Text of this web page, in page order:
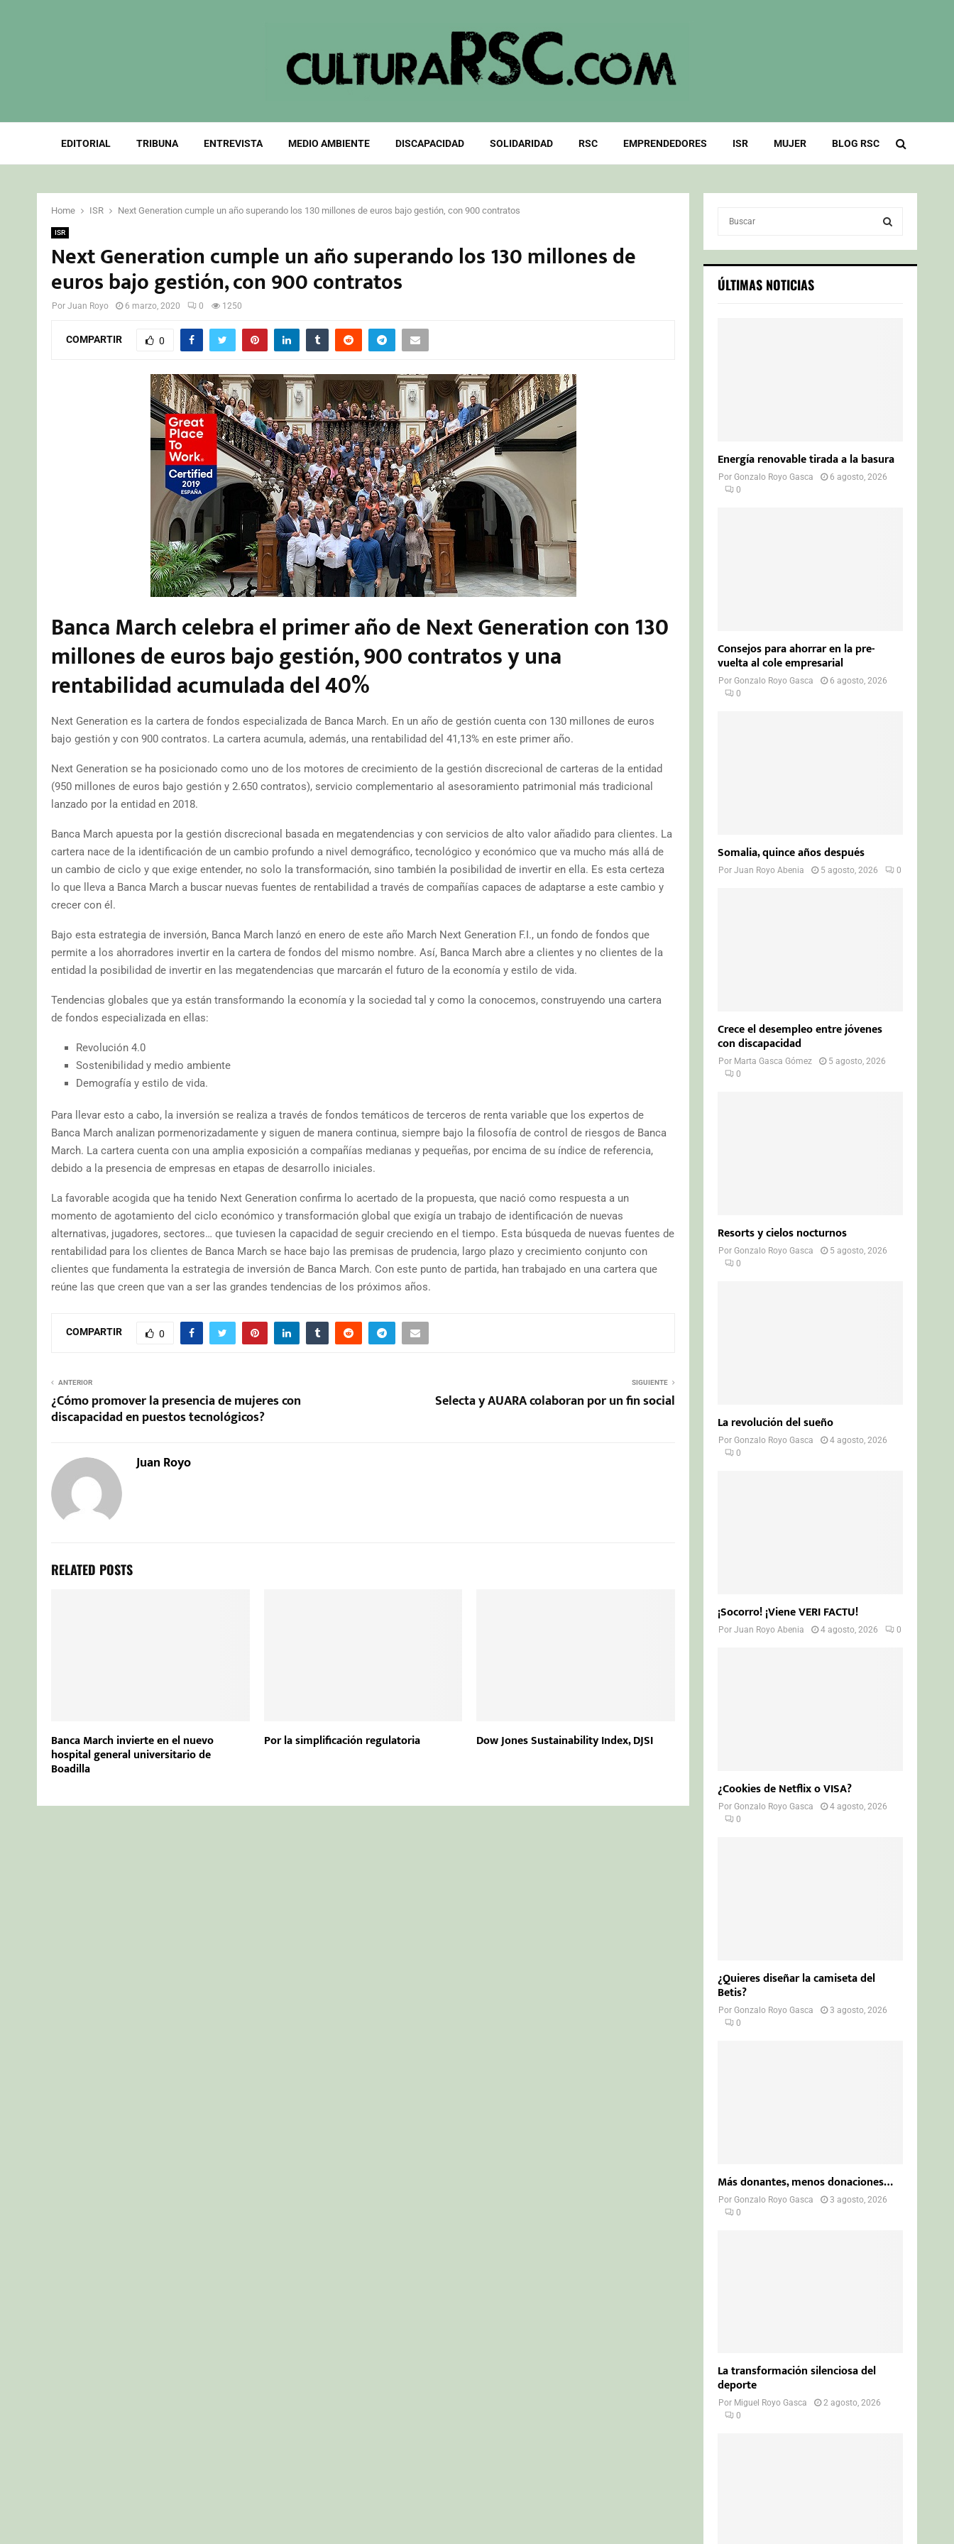
EDITORIAL TRIBUNA ENTREVISTA MEDIO AMBIENTE DISCAPACIDAD SOLIDARIDAD RSC EMPRENDEDORES ISR MUJER BLOG RSC
Home ISR Next Generation cumple un año superando los 130 millones de euros bajo gestión, con 900 contratos
ISR
Next Generation cumple un año superando los 130 millones de
euros bajo gestión, con 900 contratos
Por Juan Royo 6 marzo, 2020 0 1250
COMPARTIR 0
Banca March celebra el primer año de Next Generation con 130
millones de euros bajo gestión, 900 contratos y una
rentabilidad acumulada del 40%
Next Generation es la cartera de fondos especializada de Banca March. En un año de gestión cuenta con 130 millones de euros
bajo gestión y con 900 contratos. La cartera acumula, además, una rentabilidad del 41,13% en este primer año.
Next Generation se ha posicionado como uno de los motores de crecimiento de la gestión discrecional de carteras de la entidad
(950 millones de euros bajo gestión y 2.650 contratos), servicio complementario al asesoramiento patrimonial más tradicional
lanzado por la entidad en 2018.
Banca March apuesta por la gestión discrecional basada en megatendencias y con servicios de alto valor añadido para clientes. La
cartera nace de la identificación de un cambio profundo a nivel demográfico, tecnológico y económico que va mucho más allá de
un cambio de ciclo y que exige entender, no solo la transformación, sino también la posibilidad de invertir en ella. Es esta certeza
lo que lleva a Banca March a buscar nuevas fuentes de rentabilidad a través de compañías capaces de adaptarse a este cambio y
crecer con él.
Bajo esta estrategia de inversión, Banca March lanzó en enero de este año March Next Generation F.I., un fondo de fondos que
permite a los ahorradores invertir en la cartera de fondos del mismo nombre. Así, Banca March abre a clientes y no clientes de la
entidad la posibilidad de invertir en las megatendencias que marcarán el futuro de la economía y estilo de vida.
Tendencias globales que ya están transformando la economía y la sociedad tal y como la conocemos, construyendo una cartera
de fondos especializada en ellas:
Revolución 4.0
Sostenibilidad y medio ambiente
Demografía y estilo de vida.
Para llevar esto a cabo, la inversión se realiza a través de fondos temáticos de terceros de renta variable que los expertos de
Banca March analizan pormenorizadamente y siguen de manera continua, siempre bajo la filosofía de control de riesgos de Banca
March. La cartera cuenta con una amplia exposición a compañías medianas y pequeñas, por encima de su índice de referencia,
debido a la presencia de empresas en etapas de desarrollo iniciales.
La favorable acogida que ha tenido Next Generation confirma lo acertado de la propuesta, que nació como respuesta a un
momento de agotamiento del ciclo económico y transformación global que exigía un trabajo de identificación de nuevas
alternativas, jugadores, sectores… que tuviesen la capacidad de seguir creciendo en el tiempo. Esta búsqueda de nuevas fuentes de
rentabilidad para los clientes de Banca March se hace bajo las premisas de prudencia, largo plazo y crecimiento conjunto con
clientes que fundamenta la estrategia de inversión de Banca March. Con este punto de partida, han trabajado en una cartera que
reúne las que creen que van a ser las grandes tendencias de los próximos años.
COMPARTIR 0
ANTERIOR
¿Cómo promover la presencia de mujeres con
discapacidad en puestos tecnológicos?
SIGUIENTE
Selecta y AUARA colaboran por un fin social
Juan Royo
RELATED POSTS
Banca March invierte en el nuevo
hospital general universitario de
Boadilla
Por la simplificación regulatoria Dow Jones Sustainability Index, DJSI
c
h
S
ÚLTIMAS NOTICIAS
Energía renovable tirada a la basura
PorGonzalo Royo Gasca
6 agosto, 2026
0
Consejos para ahorrar en la pre-
vuelta al cole empresarial
PorGonzalo Royo Gasca
6 agosto, 2026
0
Somalia, quince años después
PorJuan Royo Abenia 5 agosto, 2026 0
Crece el desempleo entre jóvenes
con discapacidad
Por Marta Gasca Gómez
5 agosto, 2026
0
Resorts y cielos nocturnos
PorGonzalo Royo Gasca
5 agosto, 2026
0
La revolución del sueño
PorGonzalo Royo Gasca
4 agosto, 2026
0
¡Socorro! ¡Viene VERI FACTU!
PorJuan Royo Abenia 4 agosto, 2026 0
¿Cookies de Netflix o VISA?
PorGonzalo Royo Gasca
4 agosto, 2026
0
¿Quieres diseñar la camiseta del
Betis?
PorGonzalo Royo Gasca
3 agosto, 2026
0
Más donantes, menos donaciones…
PorGonzalo Royo Gasca
3 agosto, 2026
0
La transformación silenciosa del
deporte
Por Miguel Royo Gasca
2 agosto, 2026
0